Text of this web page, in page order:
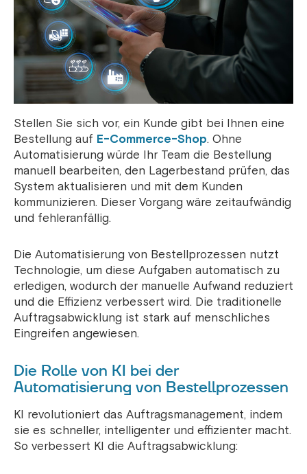
Stellen Sie sich vor, ein Kunde gibt bei Ihnen eine
Bestellung auf E-Commerce-Shop. Ohne
Automatisierung würde Ihr Team die Bestellung
manuell bearbeiten, den Lagerbestand prüfen, das
System aktualisieren und mit dem Kunden
kommunizieren. Dieser Vorgang wäre zeitaufwändig
und fehleranfällig.
Die Automatisierung von Bestellprozessen nutzt
Technologie, um diese Aufgaben automatisch zu
erledigen, wodurch der manuelle Aufwand reduziert
und die Effizienz verbessert wird. Die traditionelle
Auftragsabwicklung ist stark auf menschliches
Eingreifen angewiesen.
Die Rolle von KI bei der
Automatisierung von Bestellprozessen
KI revolutioniert das Auftragsmanagement, indem
sie es schneller, intelligenter und effizienter macht.
So verbessert KI die Auftragsabwicklung: